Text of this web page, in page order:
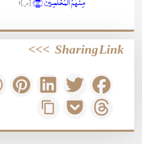
[ص]؛
Sharing Link
>>>